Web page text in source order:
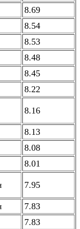
8.69
8.54
8.53
8.48
8.45
8.22
8.16
8.13
8.08
8.01
7.95
7.83
7.83